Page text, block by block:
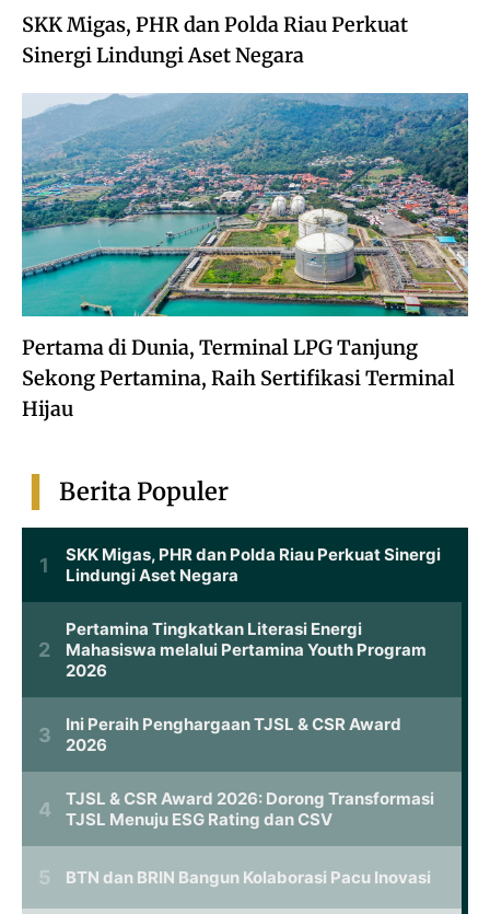
SKK Migas, PHR dan Polda Riau Perkuat
Sinergi Lindungi Aset Negara
Pertama di Dunia, Terminal LPG Tanjung
Sekong Pertamina, Raih Sertifikasi Terminal
Hijau
Berita Populer